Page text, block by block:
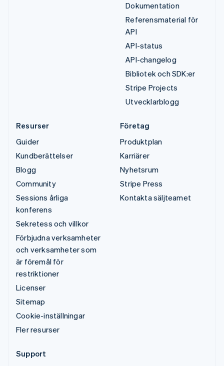
Dokumentation
Referensmaterial för
API
API-status
API-changelog
Bibliotek och SDK:er
Stripe Projects
Utvecklarblogg
Resurser
Guider
Kundberättelser
Blogg
Community
Sessions årliga
konferens
Sekretess och villkor
Förbjudna verksamheter
och verksamheter som
är föremål för
restriktioner
Licenser
Sitemap
Cookie-inställningar
Fler resurser
Företag
Produktplan
Karriärer
Nyhetsrum
Stripe Press
Kontakta säljteamet
Support